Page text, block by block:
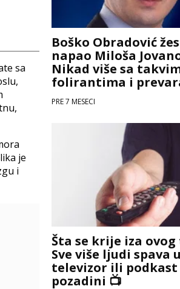
sa
je
i
Boško Obradović
napao Miloša
Nikad više sa
folirantima i
PRE 7 MESECI
Šta se krije iza
Sve više ljudi spava
televizor ili podkast
pozadini 📺